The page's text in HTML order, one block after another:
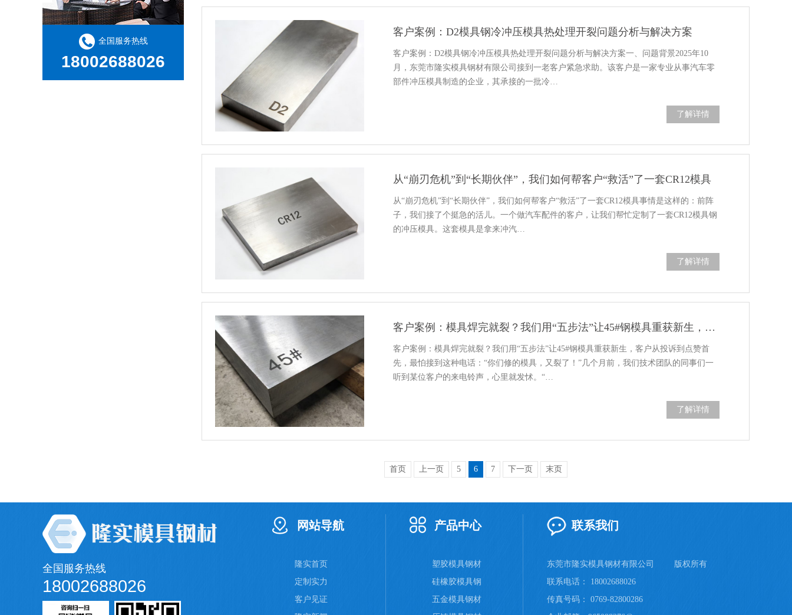
全国服务热线
18002688026
客户案例：D2模具钢冷冲压模具热处理开裂问题分析与解决方案
客户案例：D2模具钢冷冲压模具热处理开裂问题分析与解决方案一、问题背景2025年10
月，东莞市隆实模具钢材有限公司接到一老客户紧急求助。该客户是一家专业从事汽车零
部件冲压模具制造的企业，其承接的一批冷…
了解详情
从“崩刃危机”到“长期伙伴”，我们如何帮客户“救活”了一套CR12模具
从“崩刃危机”到“长期伙伴”，我们如何帮客户“救活”了一套CR12模具事情是这样的：前阵
子，我们接了个挺急的活儿。一个做汽车配件的客户，让我们帮忙定制了一套CR12模具钢
的冲压模具。这套模具是拿来冲汽…
了解详情
客户案例：模具焊完就裂？我们用“五步法”让45#钢模具重获新生，客户从投诉到点赞
客户案例：模具焊完就裂？我们用“五步法”让45#钢模具重获新生，客户从投诉到点赞首
先，最怕接到这种电话：“你们修的模具，又裂了！”几个月前，我们技术团队的同事们一
听到某位客户的来电铃声，心里就发怵。“…
了解详情
首页 上一页 5 6 7 下一页 末页
全国服务热线
18002688026
网站导航
隆实首页
定制实力
客户见证
产品中心
塑胶模具钢材
硅橡胶模具钢
五金模具钢材
联系我们
东莞市隆实模具钢材有限公司
版权所有
联系电话： 18002688026
传真号码： 0769-82800286